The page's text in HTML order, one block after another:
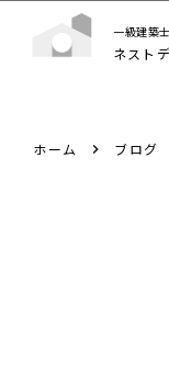
一級建築
ネスト
ホーム ブログ